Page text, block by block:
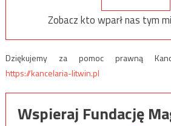
Zobacz kto wparł nas tym
Dziękujemy za pomoc prawną
https://kancelaria-litwin.pl
Wspieraj Fundację